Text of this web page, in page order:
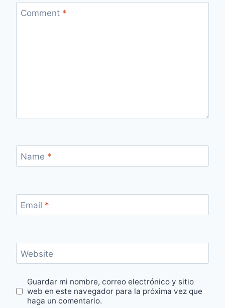
Comment *
Name *
Email *
Website
Guardar mi nombre, correo electrónico y sitio
web en este navegador para la próxima vez que
haga un comentario.